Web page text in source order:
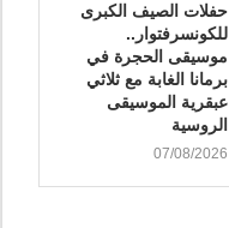
​حفلات الصيف الكبرى
للكونسرفتوار..
موسيقى الحجرة في
برمانا الغابة مع ثلاثي
عبقرية الموسيقى
الروسية
07/08/2026